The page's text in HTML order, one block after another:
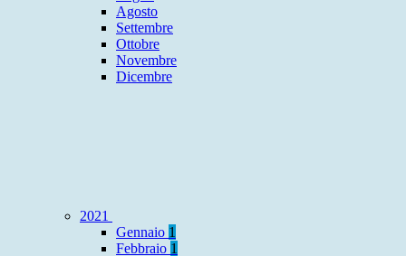
Agosto
Settembre
Ottobre
Novembre
Dicembre
2021
Gennaio 1
Febbraio 1